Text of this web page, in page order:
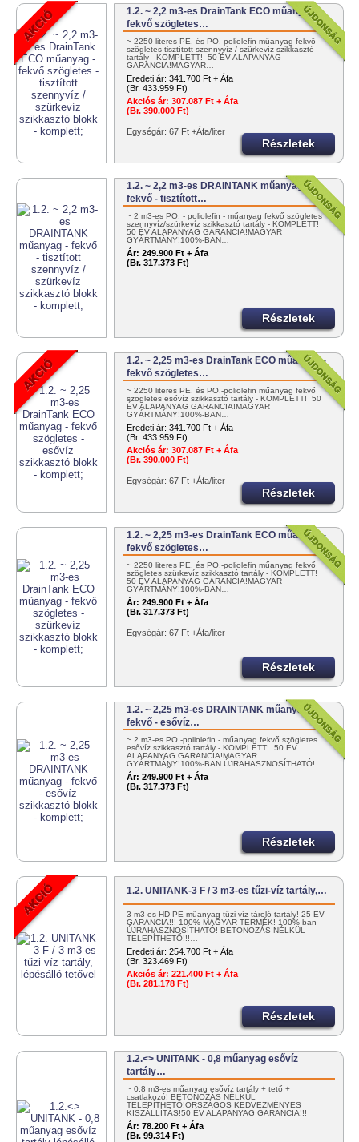
1.2. ~ 2,2 m3-es DrainTank ECO műanyag -
fekvő szögletes…
~ 2250 literes PE. és PO.-poliolefin műanyag fekvő
szögletes tisztított szennyvíz / szürkevíz szikkasztó
tartály - KOMPLETT! 50 ÉV ALAPANYAG
GARANCIA!MAGYAR…
Eredeti ár: 341.700 Ft + Áfa
(Br. 433.959 Ft)
Akciós ár: 307.087 Ft + Áfa
(Br. 390.000 Ft)
Egységár: 67 Ft +Áfa/liter
Részletek
1.2. ~ 2,2 m3-es DRAINTANK műanyag -
fekvő - tisztított…
~ 2 m3-es PO. - poliolefin - műanyag fekvő szögletes
szennyvíz/szürkevíz szikkasztó tartály - KOMPLETT!
50 ÉV ALAPANYAG GARANCIA!MAGYAR
GYÁRTMÁNY!100%-BAN…
Ár: 249.900 Ft + Áfa
(Br. 317.373 Ft)
Részletek
1.2. ~ 2,25 m3-es DrainTank ECO műanyag -
fekvő szögletes…
~ 2250 literes PE. és PO.-poliolefin műanyag fekvő
szögletes esővíz szikkasztó tartály - KOMPLETT! 50
ÉV ALAPANYAG GARANCIA!MAGYAR
GYÁRTMÁNY!100%-BAN…
Eredeti ár: 341.700 Ft + Áfa
(Br. 433.959 Ft)
Akciós ár: 307.087 Ft + Áfa
(Br. 390.000 Ft)
Egységár: 67 Ft +Áfa/liter
Részletek
1.2. ~ 2,25 m3-es DrainTank ECO műanyag -
fekvő szögletes…
~ 2250 literes PE. és PO.-poliolefin műanyag fekvő
szögletes szürkevíz szikkasztó tartály - KOMPLETT!
50 ÉV ALAPANYAG GARANCIA!MAGYAR
GYÁRTMÁNY!100%-BAN…
Ár: 249.900 Ft + Áfa
(Br. 317.373 Ft)
Egységár: 67 Ft +Áfa/liter
Részletek
1.2. ~ 2,25 m3-es DRAINTANK műanyag -
fekvő - esővíz…
~ 2 m3-es PO.-poliolefin - műanyag fekvő szögletes
esővíz szikkasztó tartály - KOMPLETT! 50 ÉV
ALAPANYAG GARANCIA!MAGYAR
GYÁRTMÁNY!100%-BAN ÚJRAHASZNOSÍTHATÓ!
EGYSZERŰEN…
Ár: 249.900 Ft + Áfa
(Br. 317.373 Ft)
Részletek
1.2. UNITANK-3 F / 3 m3-es tűzi-víz tartály,…
3 m3-es HD-PE műanyag tűzi-víz tároló tartály! 25 ÉV
GARANCIA!!! 100% MAGYAR TERMÉK! 100%-ban
ÚJRAHASZNOSÍTHATÓ! BETONOZÁS NÉLKÜL
TELEPÍTHETŐ!!!…
Eredeti ár: 254.700 Ft + Áfa
(Br. 323.469 Ft)
Akciós ár: 221.400 Ft + Áfa
(Br. 281.178 Ft)
Részletek
1.2.<> UNITANK - 0,8 műanyag esővíz
tartály…
~ 0,8 m3-es műanyag esővíz tartály + tető +
csatlakozó! BETONOZÁS NÉLKÜL
TELEPÍTHETŐ!ORSZÁGOS KEDVEZMÉNYES
KISZÁLLÍTÁS!50 ÉV ALAPANYAG GARANCIA!!!
100%…
Ár: 78.200 Ft + Áfa
(Br. 99.314 Ft)